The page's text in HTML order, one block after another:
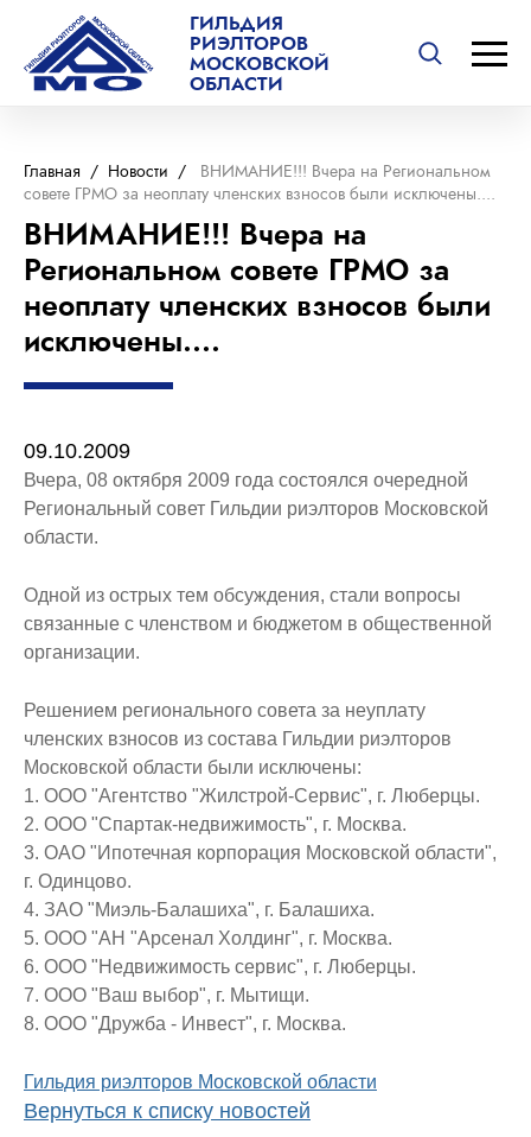
ГИЛЬДИЯ
РИЭЛТОРОВ
МОСКОВСКОЙ
ОБЛАСТИ
Главная / Новости /
ВНИМАНИЕ!!! Вчера на Региональном
совете ГРМО за неоплату членских взносов были исключены....
ВНИМАНИЕ!!! Вчера на
Региональном совете ГРМО за
неоплату членских взносов были
исключены....
09.10.2009
Вчера, 08 октября 2009 года состоялся очередной
Региональный совет Гильдии риэлторов Московской
области.
Одной из острых тем обсуждения, стали вопросы
связанные с членством и бюджетом в общественной
организации.
Решением регионального совета за неуплату
членских взносов из состава Гильдии риэлторов
Московской области были исключены:
1. ООО "Агентство "Жилстрой-Сервис", г. Люберцы.
2. ООО "Спартак-недвижимость", г. Москва.
3. ОАО "Ипотечная корпорация Московской области",
г. Одинцово.
4. ЗАО "Миэль-Балашиха", г. Балашиха.
5. ООО "АН "Арсенал Холдинг", г. Москва.
6. ООО "Недвижимость сервис", г. Люберцы.
7. ООО "Ваш выбор", г. Мытищи.
8. ООО "Дружба - Инвест", г. Москва.
Гильдия риэлторов Московской области
Вернуться к списку новостей